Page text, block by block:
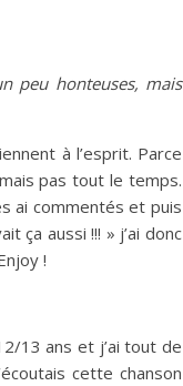
peu honteuses, mais
à l’esprit. Parce
pas tout le temps.
ai commentés et puis
ça aussi !!! » j’ai donc
!
13 ans et j’ai tout de
cette chanson